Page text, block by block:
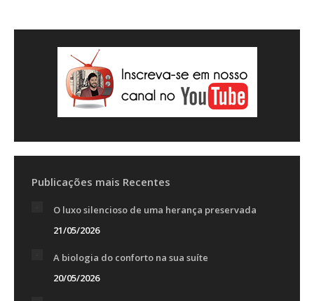
Publicações mais Recentes
O luxo silencioso de uma herança preservada
21/05/2026
A biologia do conforto na sua suíte
20/05/2026